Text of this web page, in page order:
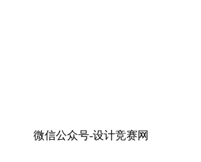
微信公众号-设计竞赛网